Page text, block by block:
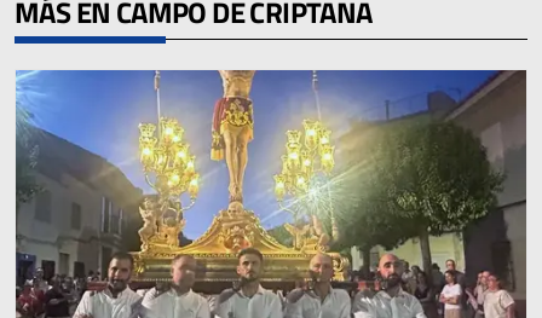
MÁS EN CAMPO DE CRIPTANA